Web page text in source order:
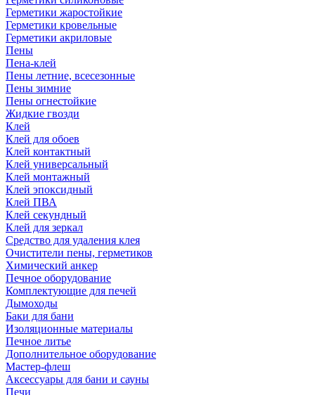
Герметики жаростойкие
Герметики кровельные
Герметики акриловые
Пены
Пена-клей
Пены летние, всесезонные
Пены зимние
Пены огнестойкие
Жидкие гвозди
Клей
Клей для обоев
Клей контактный
Клей универсальный
Клей монтажный
Клей эпоксидный
Клей ПВА
Клей секундный
Клей для зеркал
Средство для удаления клея
Очистители пены, герметиков
Химический анкер
Печное оборудование
Комплектующие для печей
Дымоходы
Баки для бани
Изоляционные материалы
Печное литье
Дополнительное оборудование
Мастер-флеш
Аксессуары для бани и сауны
Печи